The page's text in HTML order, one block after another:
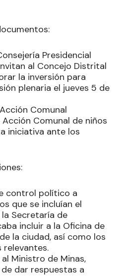
Presidencial
al Concejo Distrital
la inversión para
plenaria el jueves 5 de
Comunal
Comunal de niños
iniciativa ante los
control político a
que se incluían el
Secretaría de
incluir a la Oficina de
la ciudad, así como los
Ministro de Minas,
dar respuestas a